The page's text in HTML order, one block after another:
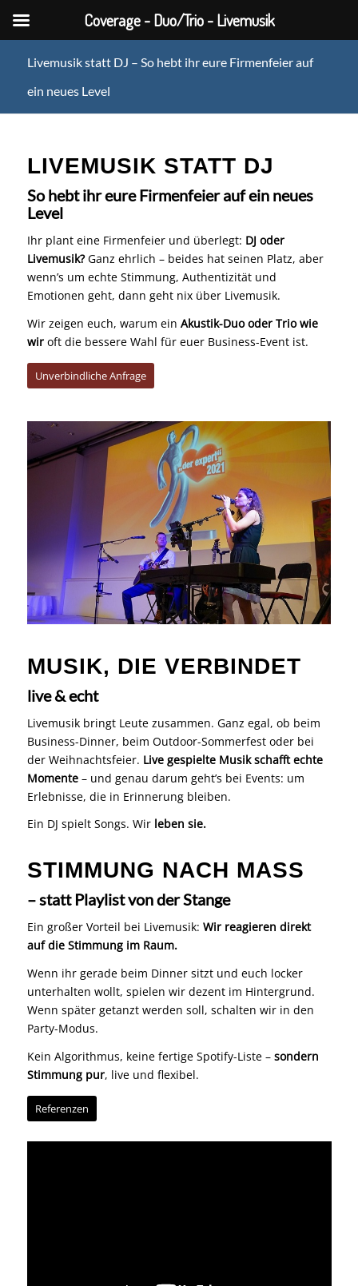
Livemusik statt DJ – So hebt ihr eure Firmenfeier auf
ein neues Level
LIVEMUSIK STATT DJ
So hebt ihr eure Firmenfeier auf ein neues
Level
Ihr plant eine Firmenfeier und überlegt: DJ oder
Livemusik?Ganz ehrlich – beides hat seinen Platz, aber
wenn’s um echte Stimmung, Authentizität und
Emotionen geht, dann geht nix über Livemusik.
Wir zeigen euch, warum ein Akustik-Duo oder Trio wie
wiroft die bessere Wahl für euer Business-Event ist.
Unverbindliche Anfrage
MUSIK, DIE VERBINDET
live & echt
Livemusik bringt Leute zusammen. Ganz egal, ob beim
Business-Dinner, beim Outdoor-Sommerfest oder bei
der Weihnachtsfeier. Live gespielte Musik schafft echte
Momente– und genau darum geht’s bei Events: um
Erlebnisse, die in Erinnerung bleiben.
Ein DJ spielt Songs. Wir leben sie.
STIMMUNG NACH MASS
– statt Playlist von der Stange
Ein großer Vorteil bei Livemusik: Wir reagieren direkt
auf die Stimmung im Raum.
Wenn ihr gerade beim Dinner sitzt und euch locker
unterhalten wollt, spielen wir dezent im Hintergrund.
Wenn später getanzt werden soll, schalten wir in den
Party-Modus.
Kein Algorithmus, keine fertige Spotify-Liste – sondern
Stimmung pur, live und flexibel.
Referenzen
Coverage - Duo/Trio - Livemusik